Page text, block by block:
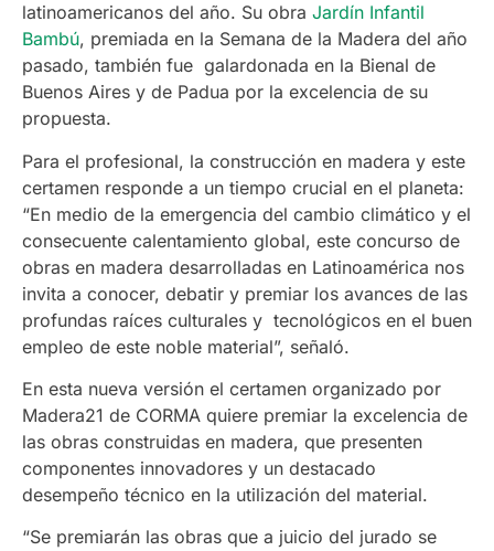
latinoamericanos del año. Su obra Jardín Infantil
Bambú, premiada en la Semana de la Madera del año
pasado, también fue galardonada en la Bienal de
Buenos Aires y de Padua por la excelencia de su
propuesta.
Para el profesional, la construcción en madera y este
certamen responde a un tiempo crucial en el planeta:
“En medio de la emergencia del cambio climático y el
consecuente calentamiento global, este concurso de
obras en madera desarrolladas en Latinoamérica nos
invita a conocer, debatir y premiar los avances de las
profundas raíces culturales y tecnológicos en el buen
empleo de este noble material”, señaló.
En esta nueva versión el certamen organizado por
Madera21 de CORMA quiere premiar la excelencia de
las obras construidas en madera, que presenten
componentes innovadores y un destacado
desempeño técnico en la utilización del material.
“Se premiarán las obras que a juicio del jurado se